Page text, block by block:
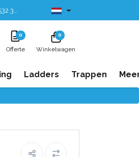
330 Leverbaar uit voorraad
0
Offerte
0
Winkelwagen
Ladders Trappen